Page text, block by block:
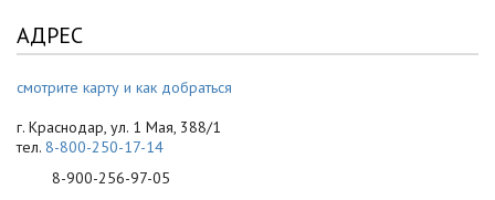
АДРЕС
смотрите карту и как добраться
г. Краснодар, ул. 1 Мая, 388/1
тел. 8-800-250-17-14
8-900-256-97-05